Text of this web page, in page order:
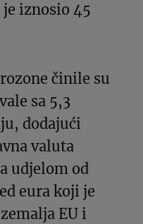
iznosio 45
činile su
sa 5,3
dodajući
valuta
udjelom od
eura koji je
EU i